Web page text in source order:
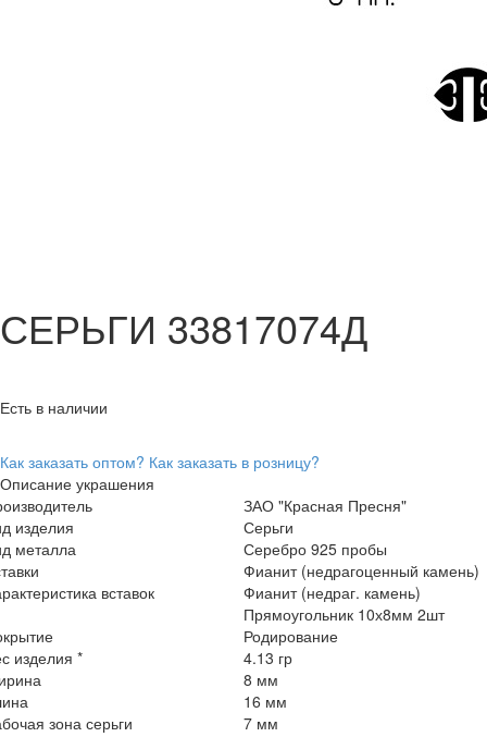
СЕРЬГИ 33817074Д
Есть в наличии
Как заказать оптом? Как заказать в розницу?
Описание украшения
ЗАО "Красная Пресня"
изделия
Серьги
металла
Серебро 925 пробы
Фианит (недрагоценный камень)
вставок
Фианит (недраг. камень)
Прямоугольник 10х8мм 2шт
Родирование
изделия *
4.13 гр
8 мм
16 мм
зона серьги
7 мм